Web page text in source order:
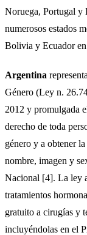
Noruega, Portugal y
numerosos estados
Bolivia y Ecuador
Argentina
Género (Ley n.
2012 y promulgada
derecho de toda
género y a obtener
nombre, imagen y
Nacional [4]. La ley
tratamientos
gratuito a cirugías y
incluyéndolas en el